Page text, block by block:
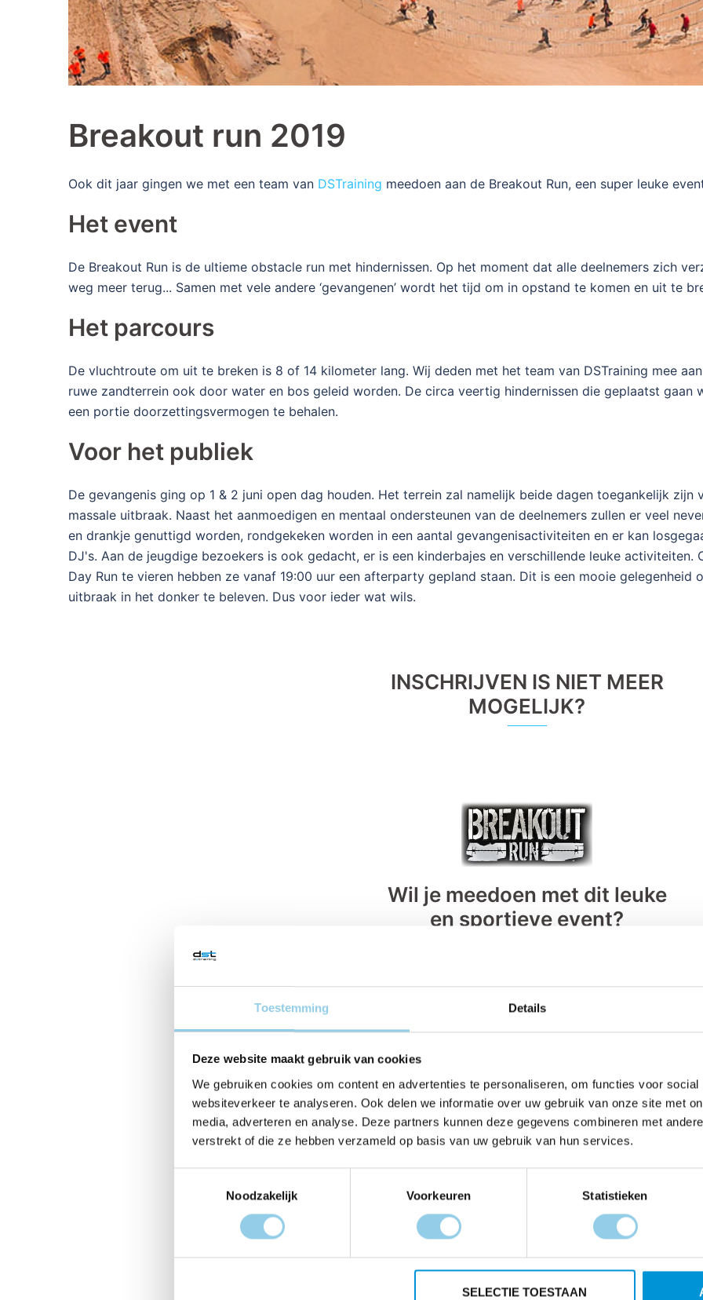
Toestemming Details
Deze website maakt gebruik van cookies
We gebruiken cookies om content en advertenties te personaliseren, om functies voor
websiteverkeer te analyseren. Ook delen we informatie over uw gebruik van onze site met
media, adverteren en analyse. Deze partners kunnen deze gegevens combineren met
verstrekt of die ze hebben verzameld op basis van uw gebruik van hun services.
Noodzakelijk
Voorkeuren Statistieken
SELECTIE TOESTAAN
Breakout run 2019
Ook dit jaar gingen we met een team van DSTraining meedoen aan de Breakout Run, een super leuke
Het event
De Breakout Run is de ultieme obstacle run met hindernissen. Op het moment dat alle deelnemers zich
weg meer terug... Samen met vele andere ‘gevangenen’ wordt het tijd om in opstand te komen en uit te
Het parcours
De vluchtroute om uit te breken is 8 of 14 kilometer lang. Wij deden met het team van DSTraining mee
ruwe zandterrein ook door water en bos geleid worden. De circa veertig hindernissen die geplaatst gaan
een portie doorzettingsvermogen te behalen.
Voor het publiek
De gevangenis ging op 1 & 2 juni open dag houden. Het terrein zal namelijk beide dagen toegankelijk
massale uitbraak. Naast het aanmoedigen en mentaal ondersteunen van de deelnemers zullen er veel
en drankje genuttigd worden, rondgekeken worden in een aantal gevangenisactiviteiten en er kan
DJ's. Aan de jeugdige bezoekers is ook gedacht, er is een kinderbajes en verschillende leuke activiteiten.
Day Run te vieren hebben ze vanaf 19:00 uur een afterparty gepland staan. Dit is een mooie
uitbraak in het donker te beleven. Dus voor ieder wat wils.
INSCHRIJVEN IS NIET MEER
MOGELIJK?
Wil je meedoen met dit leuke
en sportieve event?
Het inschrijven werkt als volgt:
in’ en daarna wederom op de rode button
‘inschrijven’.
Kies nu de tijd - 15:00 uur Hackers (8 km)
om de promotiecode in te geven waarmee je
de korting ontvangt.
Volg verder alle noodzakelijke stappen, voer
de betaling uit en jouw inschrijving is
compleet.